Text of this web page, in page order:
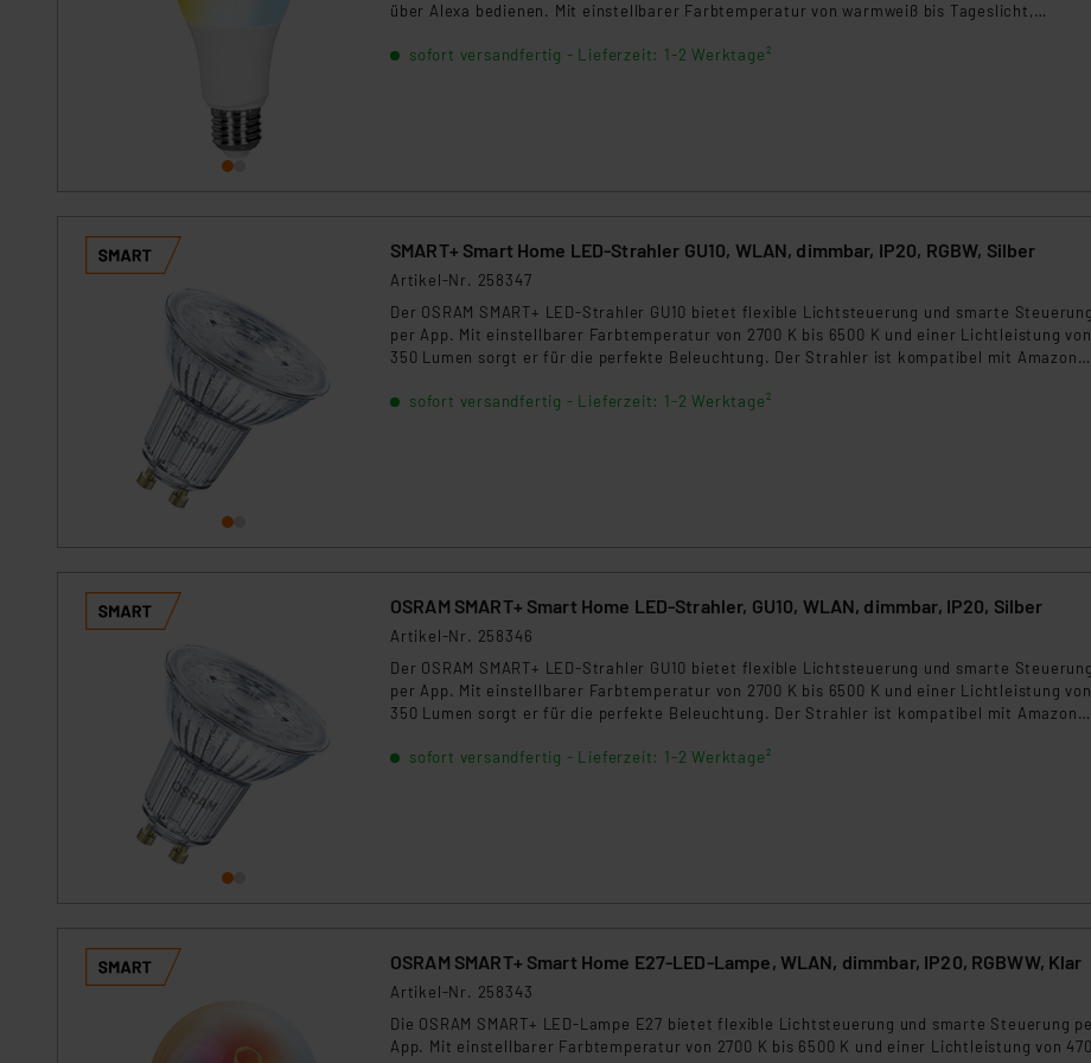
Für die USA besteht kein Angemessenheitsbeschluss der EU. Dies bedeutet, dass die USA als
Daten in Überwachungsprogrammen verarbeiten, ohne dass hiergegen Klagemöglichkeiten für
über Alexa bedienen. Mit einstellbarer Farbtemperatur von warmweiß bis Tageslicht,
Lichtstimmungen.
sofort versandfertig - Lieferzeit: 1-2 Werktage²
SMART+ Smart Home LED-Strahler GU10, WLAN, dimmbar, IP20, RGBW, Silber
Artikel-Nr. 258347
Der OSRAM SMART+ LED-Strahler GU10 bietet flexible Lichtsteuerung und smarte Steuerung
per App. Mit einstellbarer Farbtemperatur von 2700 K bis 6500 K und einer Lichtleistung von
350 Lumen sorgt er für die perfekte Beleuchtung. Der Strahler ist kompatibel mit Amazon
sofort versandfertig - Lieferzeit: 1-2 Werktage²
OSRAM SMART+ Smart Home LED-Strahler, GU10, WLAN, dimmbar, IP20, Silber
Artikel-Nr. 258346
Der OSRAM SMART+ LED-Strahler GU10 bietet flexible Lichtsteuerung und smarte Steuerung
per App. Mit einstellbarer Farbtemperatur von 2700 K bis 6500 K und einer Lichtleistung von
350 Lumen sorgt er für die perfekte Beleuchtung. Der Strahler ist kompatibel mit Amazon
sofort versandfertig - Lieferzeit: 1-2 Werktage²
OSRAM SMART+ Smart Home E27-LED-Lampe, WLAN, dimmbar, IP20, RGBWW, Klar
Artikel-Nr. 258343
Die OSRAM SMART+ LED-Lampe E27 bietet flexible Lichtsteuerung und smarte Steuerung
App. Mit einstellbarer Farbtemperatur von 2700 K bis 6500 K und einer Lichtleistung von 470